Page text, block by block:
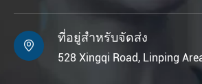

ที่อยู่สำหรับจัดส่ง
528 Xingqi Road, Linping